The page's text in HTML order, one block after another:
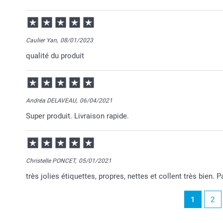
21/03/2025
09:38
Bonjour Sandy,
Au plaisir de vous retrouver sur Smartphoto pour de
Cordialement,
Florence@smartphoto
Caulier Yan, 08/01/2023
qualité du produit
Andréa DELAVEAU, 06/04/2021
Super produit. Livraison rapide.
Christelle PONCET, 05/01/2021
très jolies étiquettes, propres, nettes et collent très bien.
1 2